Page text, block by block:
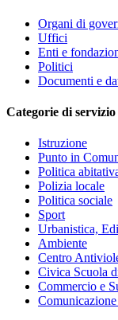
Organi di
Uffici
Enti e
Politici
Documenti e
Categorie di servizio
Istruzione
Punto in
Politica
Polizia locale
Politica sociale
Sport
Urbanistica,
Ambiente
Centro
Civica Scuola
Commercio e